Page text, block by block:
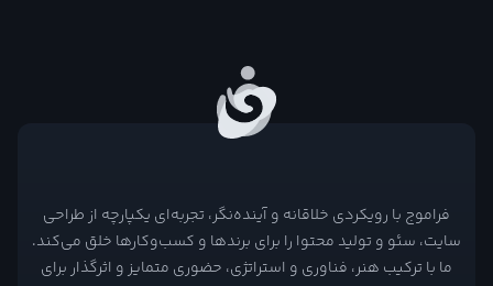
فراموج با رویکردی خلاقانه و آینده‌نگر، تجربه‌ای یکپارچه از طراحی
سایت، سئو و تولید محتوا را برای برندها و کسب‌وکارها خلق می‌کند.
ما با ترکیب هنر، فناوری و استراتژی، حضوری متمایز و اثرگذار برای